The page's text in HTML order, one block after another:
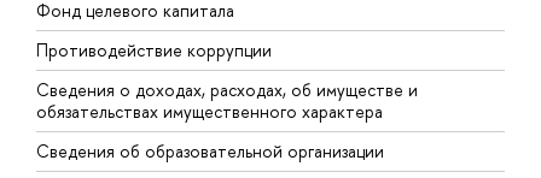
Фонд целевого капитала
Противодействие коррупции
Сведения о доходах, расходах, об имуществе и
обязательствах имущественного характера
Сведения об образовательной организации